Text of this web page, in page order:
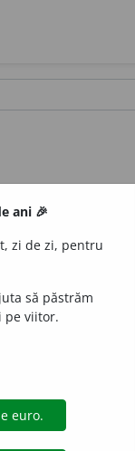
ani 🎉
zi de zi, pentru
să păstrăm
pe viitor.